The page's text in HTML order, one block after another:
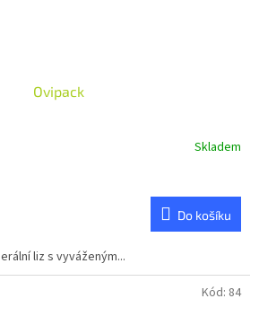
Ovipack
Skladem
Do košíku
liz s vyváženým...
Kód: 84